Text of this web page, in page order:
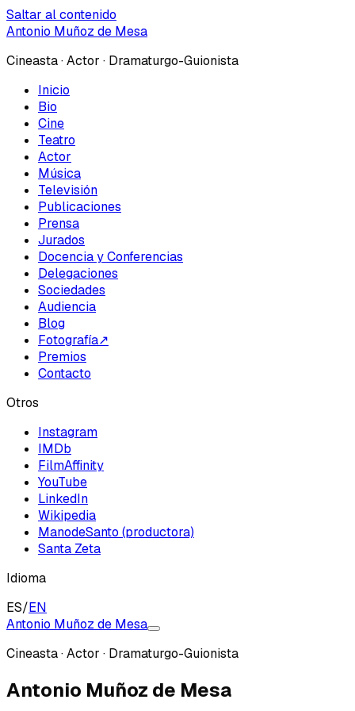
Saltar al contenido
Antonio Muñoz de Mesa
Cineasta · Actor · Dramaturgo-Guionista
Inicio
Bio
Cine
Teatro
Actor
Música
Televisión
Publicaciones
Prensa
Jurados
Docencia y Conferencias
Delegaciones
Sociedades
Audiencia
Blog
Fotografía↗
Premios
Contacto
Otros
Instagram
IMDb
FilmAffinity
YouTube
LinkedIn
Wikipedia
ManodeSanto (productora)
Santa Zeta
Idioma
ES/EN
Antonio Muñoz de Mesa
Cineasta · Actor · Dramaturgo-Guionista
Antonio Muñoz de Mesa